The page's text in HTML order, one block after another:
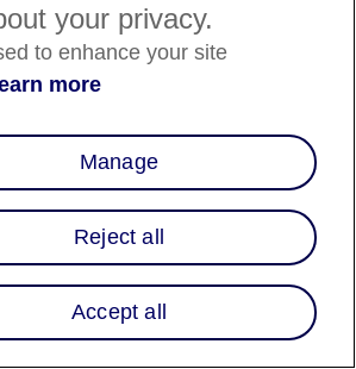
la conversion.
Aperçu
Améliorez
vos sites Web
Aftermarket en
les solutions
d'Affirm. Notre
intégration de
synchronise en
your privacy.
to enhance your site
more
Manage
Reject all
Accept all